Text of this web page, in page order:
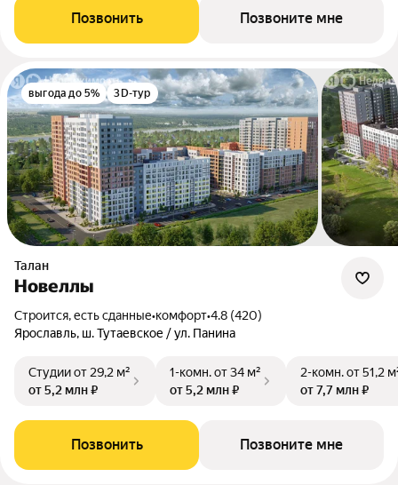
Позвонить Позвоните мне
выгода до 5% 3D-тур
Талан
Новеллы
Строится, есть сданные•комфорт•4.8 (420)
Ярославль, ш. Тутаевское / ул. Панина
Студииот 29,2 м²
от 5,2 млн ₽
1-комн.от 34 м²
от 5,2 млн ₽
2-комн.от 51,2
от 7,7 млн ₽
Позвонить Позвоните мне